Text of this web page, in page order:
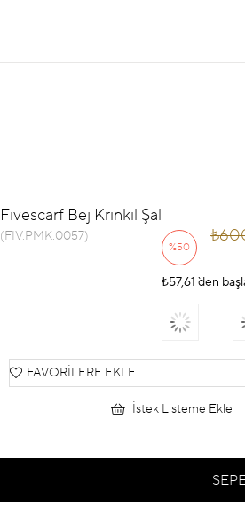
Fivescarf Bej Krinkıl Şal
(FIV.PMK.0057)
%50
İndirim
₺57,61 `den
FAVORILERE EKLE
İstek Listeme Ekle